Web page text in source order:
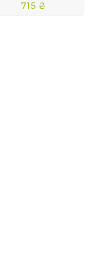
715 ₴